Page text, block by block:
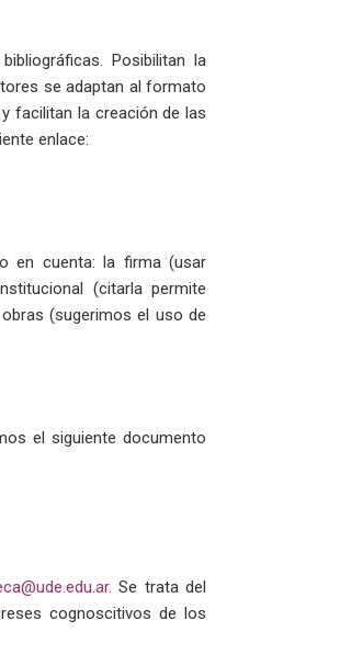
Posibilitan la
se adaptan al formato
facilitan la creación de las
enlace:
en cuenta: la firma (usar
(citarla permite
(sugerimos el uso de
el siguiente documento
. Se trata del
cognoscitivos de los